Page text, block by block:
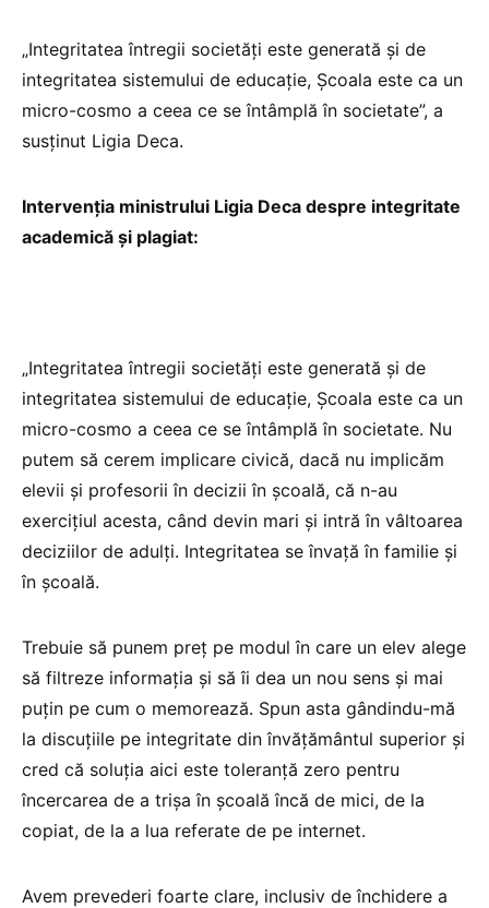
„Integritatea întregii societăți este generată și de
integritatea sistemului de educație, Școala este ca un
micro-cosmo a ceea ce se întâmplă în societate”, a
susținut Ligia Deca.
Intervenția ministrului Ligia Deca despre integritate
academică și plagiat:
„Integritatea întregii societăți este generată și de
integritatea sistemului de educație, Școala este ca un
micro-cosmo a ceea ce se întâmplă în societate. Nu
putem să cerem implicare civică, dacă nu implicăm
elevii și profesorii în decizii în școală, că n-au
exercițiul acesta, când devin mari și intră în vâltoarea
deciziilor de adulți. Integritatea se învață în familie și
în școală.
Trebuie să punem preț pe modul în care un elev alege
să filtreze informația și să îi dea un nou sens și mai
puțin pe cum o memorează. Spun asta gândindu-mă
la discuțiile pe integritate din învățământul superior și
cred că soluția aici este toleranță zero pentru
încercarea de a trișa în școală încă de mici, de la
copiat, de la a lua referate de pe internet.
Avem prevederi foarte clare, inclusiv de închidere a